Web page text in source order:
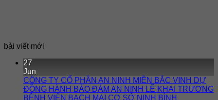
bài viết mới
27
Jun
CÔNG TY CỔ PHẦN AN NINH MIỀN BẮC VINH DỰ
ĐỒNG HÀNH BẢO ĐẢM AN NINH LỄ KHAI TRƯƠNG
BỆNH VIỆN BẠCH MAI CƠ SỞ NINH BÌNH